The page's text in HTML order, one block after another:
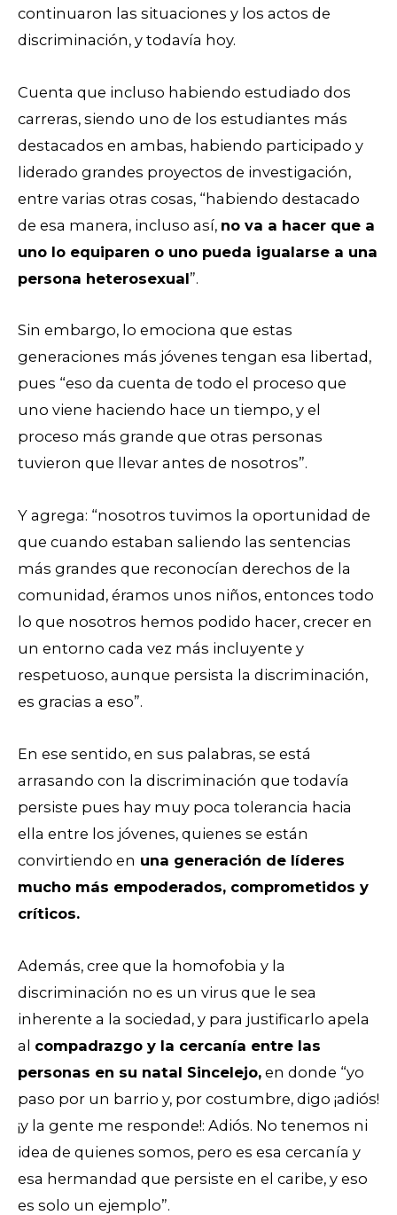
continuaron las situaciones y los actos de
discriminación, y todavía hoy.
Cuenta que incluso habiendo estudiado dos
carreras, siendo uno de los estudiantes más
destacados en ambas, habiendo participado y
liderado grandes proyectos de investigación,
entre varias otras cosas, “habiendo destacado
de esa manera, incluso así, no va a hacer que a
uno lo equiparen o uno pueda igualarse a una
persona heterosexual”.
Sin embargo, lo emociona que estas
generaciones más jóvenes tengan esa libertad,
pues “eso da cuenta de todo el proceso que
uno viene haciendo hace un tiempo, y el
proceso más grande que otras personas
tuvieron que llevar antes de nosotros”.
Y agrega: “nosotros tuvimos la oportunidad de
que cuando estaban saliendo las sentencias
más grandes que reconocían derechos de la
comunidad, éramos unos niños, entonces todo
lo que nosotros hemos podido hacer, crecer en
un entorno cada vez más incluyente y
respetuoso, aunque persista la discriminación,
es gracias a eso”.
En ese sentido, en sus palabras, se está
arrasando con la discriminación que todavía
persiste pues hay muy poca tolerancia hacia
ella entre los jóvenes, quienes se están
convirtiendo en una generación de líderes
mucho más empoderados, comprometidos y
críticos.
Además, cree que la homofobia y la
discriminación no es un virus que le sea
inherente a la sociedad, y para justificarlo apela
al compadrazgo y la cercanía entre las
personas en su natal Sincelejo, en donde “yo
paso por un barrio y, por costumbre, digo ¡adiós!
¡y la gente me responde!: Adiós. No tenemos ni
idea de quienes somos, pero es esa cercanía y
esa hermandad que persiste en el caribe, y eso
es solo un ejemplo”.